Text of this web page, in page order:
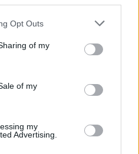
uses one or more Google
behaviour. You may click to
and its third-party tags to
purposes in below Google
Opt Outs
of my
of my
my
Advertising.
a los jóvenes de entre 18
casa: permite a las amas de
a cursos de formación para
necesidad del ISEE.
hijo: incluso sin el ISEE,